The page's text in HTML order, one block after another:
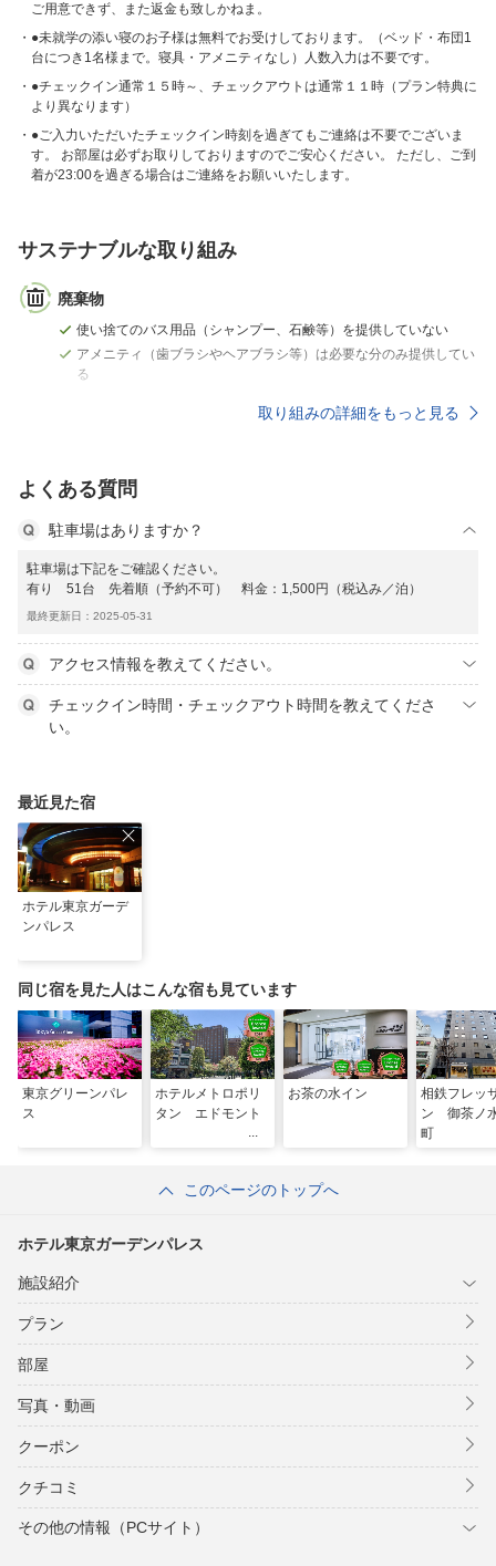
ご用意できず、また返金も致しかねま。
●未就学の添い寝のお子様は無料でお受けしております。（ベッド・布団1
台につき1名様まで。寝具・アメニティなし）人数入力は不要です。
●チェックイン通常１５時～、チェックアウトは通常１１時（プラン特典に
より異なります）
●ご入力いただいたチェックイン時刻を過ぎてもご連絡は不要でございま
す。 お部屋は必ずお取りしておりますのでご安心ください。 ただし、ご到
着が23:00を過ぎる場合はご連絡をお願いいたします。
サステナブルな取り組み
廃棄物
使い捨てのバス用品（シャンプー、石鹸等）を提供していない
アメニティ（歯ブラシやヘアブラシ等）は必要な分のみ提供してい
る
取り組みの詳細をもっと見る
よくある質問
駐車場はありますか？
駐車場は下記をご確認ください。
有り 51台 先着順（予約不可） 料金：1,500円（税込み／泊）
最終更新日：2025-05-31
アクセス情報を教えてください。
チェックイン時間・チェックアウト時間を教えてくださ
い。
最近見た宿
ホテル東京ガーデ
ンパレス
同じ宿を見た人はこんな宿も見ています
東京グリーンパレ
ス
ホテルメトロポリ
タン エドモント
お茶の水イン
相鉄フレッ
ン 御茶ノ
町
このページのトップへ
ホテル東京ガーデンパレス
施設紹介
プラン
部屋
写真・動画
クーポン
クチコミ
その他の情報（PCサイト）